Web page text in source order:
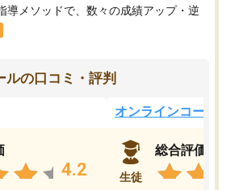
導メソッドで、数々の成績アップ・逆
ルの口コミ・評判
4.2
オンラインコース
生徒
総合評価